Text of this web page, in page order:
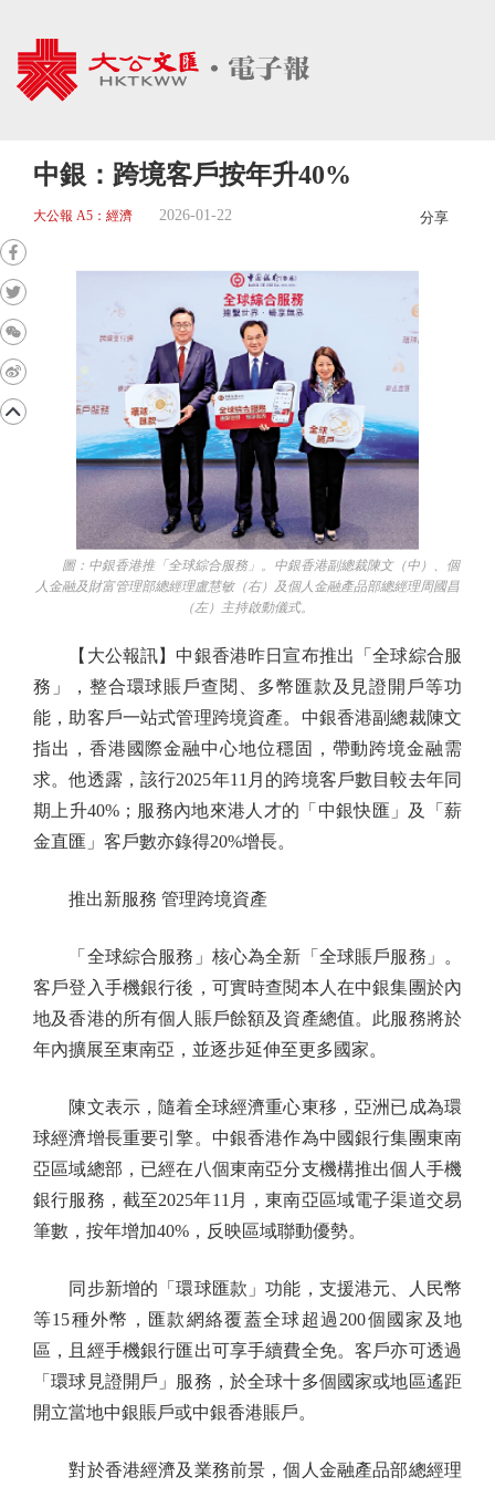
中銀：跨境客戶按年升40%
大公報 A5：經濟 2026-01-22 分享
圖：中銀香港推「全球綜合服務」。中銀香港副總裁陳文（中）、個
人金融及財富管理部總經理盧慧敏（右）及個人金融產品部總經理周國昌
（左）主持啟動儀式。
【大公報訊】中銀香港昨日宣布推出「全球綜合服
務」，整合環球賬戶查閱、多幣匯款及見證開戶等功
能，助客戶一站式管理跨境資產。中銀香港副總裁陳文
指出，香港國際金融中心地位穩固，帶動跨境金融需
求。他透露，該行2025年11月的跨境客戶數目較去年同
期上升40%；服務內地來港人才的「中銀快匯」及「薪
金直匯」客戶數亦錄得20%增長。
推出新服務 管理跨境資產
「全球綜合服務」核心為全新「全球賬戶服務」。
客戶登入手機銀行後，可實時查閱本人在中銀集團於內
地及香港的所有個人賬戶餘額及資產總值。此服務將於
年內擴展至東南亞，並逐步延伸至更多國家。
陳文表示，隨着全球經濟重心東移，亞洲已成為環
球經濟增長重要引擎。中銀香港作為中國銀行集團東南
亞區域總部，已經在八個東南亞分支機構推出個人手機
銀行服務，截至2025年11月，東南亞區域電子渠道交易
筆數，按年增加40%，反映區域聯動優勢。
同步新增的「環球匯款」功能，支援港元、人民幣
等15種外幣，匯款網絡覆蓋全球超過200個國家及地
區，且經手機銀行匯出可享手續費全免。客戶亦可透過
「環球見證開戶」服務，於全球十多個國家或地區遙距
開立當地中銀賬戶或中銀香港賬戶。
對於香港經濟及業務前景，個人金融產品部總經理